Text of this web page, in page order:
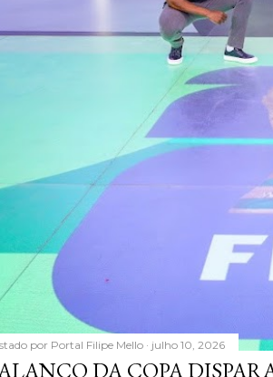
por Portal Filipe Mello julho 10, 2026
DA COPA